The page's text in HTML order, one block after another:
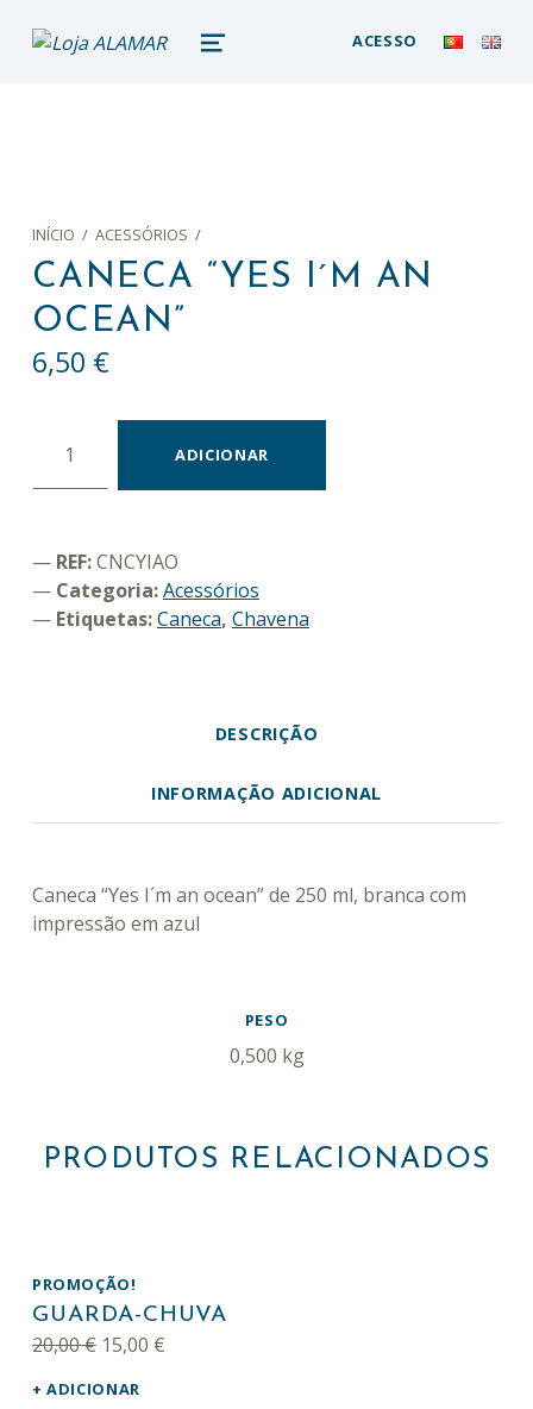
loja alamar
LOJA ONLINE DO MUSEU DA BALEIA – ALAMAR STORE MENU
ACESSO
INÍCIO / ACESSÓRIOS /
CANECA “YES I´M AN
OCEAN”
6,50 €
ADICIONAR
REF:CNCYIAO
Categoria:Acessórios
Etiquetas:Caneca, Chavena
DESCRIÇÃO
INFORMAÇÃO ADICIONAL
Caneca “Yes I´m an ocean” de 250 ml, branca com
impressão em azul
PESO
0,500 kg
PRODUTOS RELACIONADOS
GUARDA-CHUVA
PROMOÇÃO!
20,00€ O preço original era: 20,00 €.
15,00 €O preço atual é: 15,00 €.
ADICIONAR